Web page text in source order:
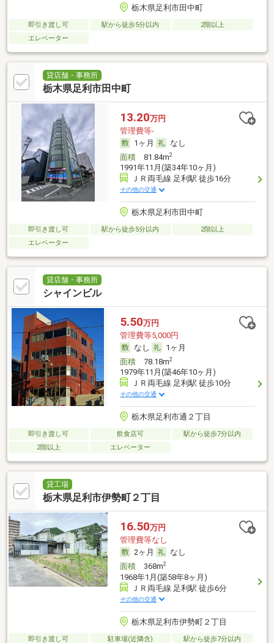
栃木県足利市田中町
即引き渡し可 駅から徒歩5分以内
2階以上
エレベーター
貸店舗・事務所
栃木県足利市田中町
13.20万円
管理費等-
1ヶ月
なし
面積81.84m2
1991年11月(築34年10ヶ月)
ＪＲ両毛線 足利駅 徒歩16分
その他の交通
栃木県足利市田中町
即引き渡し可 駅から徒歩5分以内
2階以上
エレベーター
貸店舗・事務所
シャインビル
5.50万円
管理費等5,000円
なし
1ヶ月
面積78.18m2
1979年11月(築46年10ヶ月)
ＪＲ両毛線 足利駅 徒歩10分
その他の交通
栃木県足利市通２丁目
即引き渡し可 飲食店可
駅から徒歩7分以内
2階以上
エレベーター
貸工場
栃木県足利市伊勢町２丁目
16.50万円
管理費等なし
2ヶ月
なし
面積368m2
1968年1月(築58年8ヶ月)
ＪＲ両毛線 足利駅 徒歩6分
その他の交通
栃木県足利市伊勢町２丁目
即引き渡し可 駐車場(近隣含) 駅から徒歩7分以内